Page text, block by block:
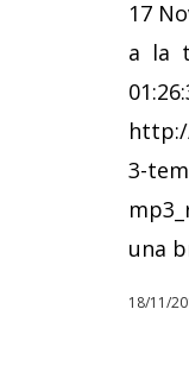
17
a la
3-
una
18/11/